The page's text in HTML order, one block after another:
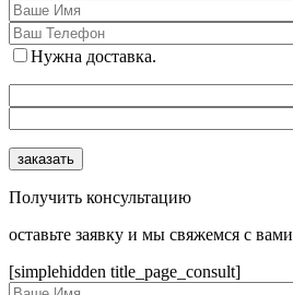
Нужна доставка.
Получить консультацию
оcтавьте заявку и мы свяжемся с вами
[simplehidden title_page_consult]